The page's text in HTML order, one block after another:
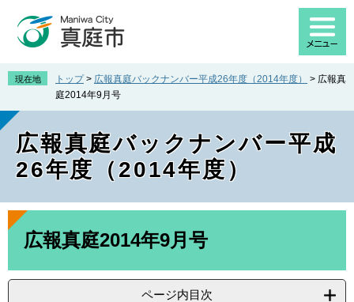
先
す
を
し
現在地 トップ > 広報真庭バックナンバー平成26年度（2014年度） > 広報真
庭2014年9月号
広報真庭バックナンバー平成
26年度（2014年度）
本
広報真庭2014年9月号
ページ内目次